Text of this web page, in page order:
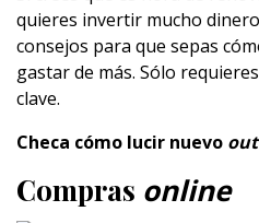
quieres invertir mucho
consejos para que sepas
gastar de más. Sólo
clave.
Checa cómo lucir nuevo
Compras online